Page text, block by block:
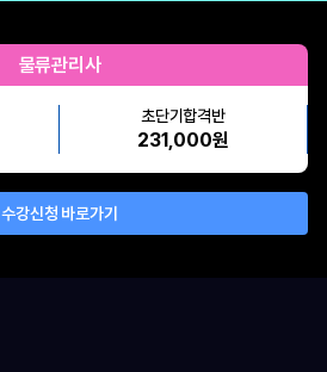
물류관리사
초단기합격반
231,000원
수강신청 바로가기